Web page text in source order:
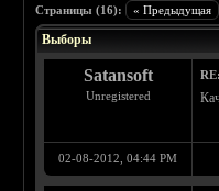
Страницы (16): « Предыдущая
Выборы
Satansoft
Unregistered
02-08-2012, 04:44 PM